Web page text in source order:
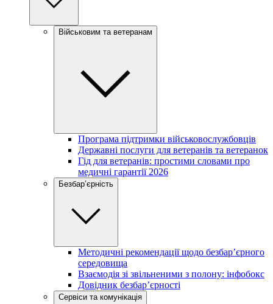
Військовим та ветеранам
Програма підтримки військовослужбовців
Державні послуги для ветеранів та ветеранок
Гід для ветеранів: простими словами про
медичні гарантії 2026
Безбар’єрність
Методичні рекомендації щодо безбар’єрного
середовища
Взаємодія зі звільненими з полону: інфобокс
Довідник безбар’єрності
Сервіси та комунікація